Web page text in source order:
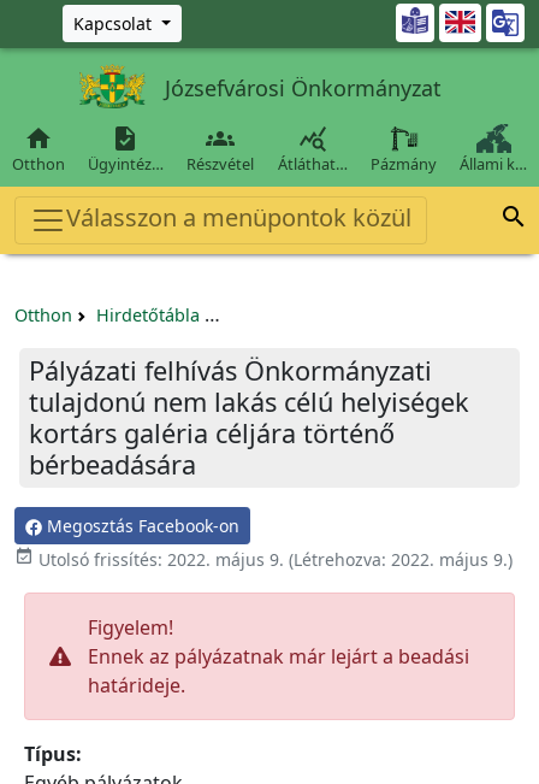
Ugrás a fő tartalomra
Kapcsolat 
Józsefvárosi Önkormányzat

Otthon

Ügyintéz…

Részvétel

Átláthat… Pázmány Állami k…
Válasszon a menüpontok közül 
Otthon Hirdetőtábla
Pályázati felhívás Önkormányzati
tulajdonú nem lakás célú helyiségek
kortárs galéria céljára történő
bérbeadására
Megosztás Facebook-on
 Utolsó frissítés: 2022. május 9. (Létrehozva: 2022. május 9.)
Figyelem!
Ennek az pályázatnak már lejárt a beadási
határideje.
Típus: